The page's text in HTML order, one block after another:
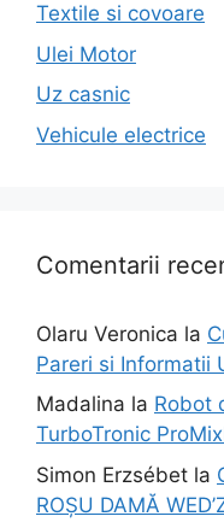
Textile si covoare
Ulei Motor
Uz casnic
Vehicule electrice
Comentarii
Olaru Veronica la
Pareri si Informatii
Madalina la Robot
TurboTronic
Simon Erzsébet la
ROȘU DAMĂ